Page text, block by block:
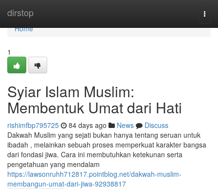
dirstop
Home
Home
1
Syiar Islam Muslim:
Membentuk Umat dari Hati
rishimfbp795725 84 days ago News
Discuss
Dakwah Muslim yang sejati bukan hanya tentang seruan untuk
ibadah , melainkan sebuah proses memperkuat karakter bangsa
dari fondasi jiwa. Cara ini membutuhkan ketekunan serta
pengetahuan yang mendalam
https://lawsonruhh712817.pointblog.net/dakwah-muslim-
membangun-umat-dari-jiwa-92938817